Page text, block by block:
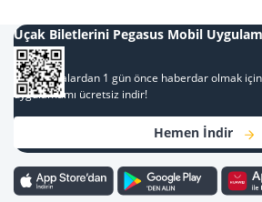
Uçak Biletlerini Pegasus Mobil
Al
Kampanyalardan 1 gün önce haberdar olmak
uygulamamı ücretsiz indir!
Hemen İndir